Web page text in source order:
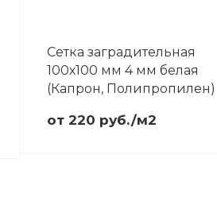
Сетка заградительная
100х100 мм 4 мм белая
(Капрон, Полипропилен)
от 220 руб./м2